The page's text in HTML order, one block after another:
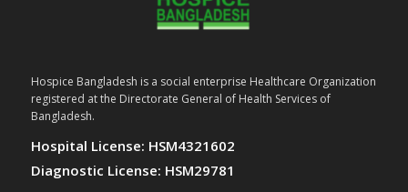
Hospice Bangladesh is a social enterprise Healthcare Organization
registered at the Directorate General of Health Services of
Bangladesh.
Hospital License: HSM4321602
Diagnostic License: HSM29781